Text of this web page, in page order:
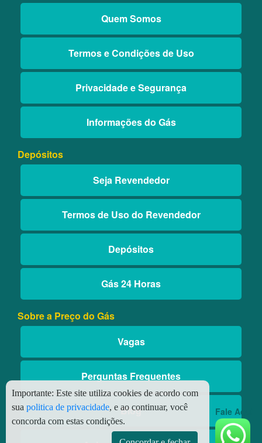
Fale Aqui
Quem Somos
Termos e Condições de Uso
Privacidade e Segurança
Informações do Gás
Depósitos
Seja Revendedor
Termos de Uso do Revendedor
Depósitos
Gás 24 Horas
Sobre a Preço do Gás
Vagas
Perguntas Frequentes
Blog
Importante: Este site utiliza cookies de acordo com
sua politica de privacidade, e ao continuar, você
concorda com estas condições.